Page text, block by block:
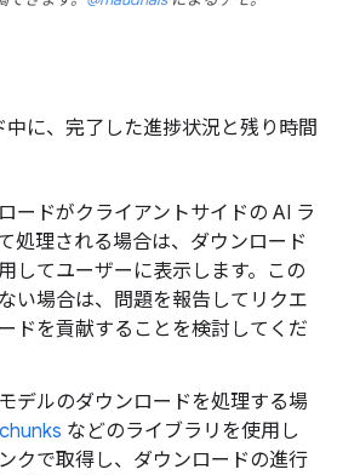
に、完了した進捗状況と残り時間
ードがクライアントサイドの AI ラ
処理される場合は、ダウンロード
してユーザーに表示します。この
い場合は、問題を報告してリクエ
ドを貢献することを検討してくだ
デルのダウンロードを処理する場
などのライブラリを使用し
クで取得し、ダウンロードの進行